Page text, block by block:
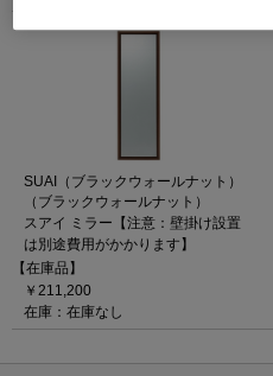
SUAI（ブラックウォールナット）
（ブラックウォールナット）
スアイ ミラー【注意：壁掛け設置
は別途費用がかかります】
【在庫品】
￥211,200
在庫：在庫なし